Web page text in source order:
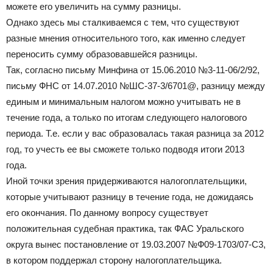
можете его увеличить на сумму разницы.
Однако здесь мы сталкиваемся с тем, что существуют
разные мнения относительного того, как именно следует
переносить сумму образовавшейся разницы.
Так, согласно письму Минфина от 15.06.2010 №3-11-06/2/92,
письму ФНС от 14.07.2010 №ШС-37-3/6701@, разницу между
единым и минимальным налогом можно учитывать не в
течение года, а только по итогам следующего налогового
периода. Т.е. если у вас образовалась такая разница за 2012
год, то учесть ее вы сможете только подводя итоги 2013
года.
Иной точки зрения придерживаются налогоплательщики,
которые учитывают разницу в течение года, не дожидаясь
его окончания. По данному вопросу существует
положительная судебная практика, так ФАС Уральского
округа вынес постановление от 19.03.2007 №Ф09-1703/07-С3,
в котором поддержал сторону налогоплательщика.